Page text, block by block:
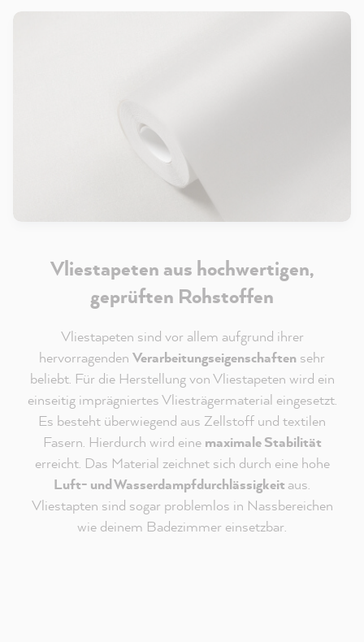
Vliestapeten aus hochwertigen,
geprüften Rohstoffen
Vliestapeten sind vor allem aufgrund ihrer
hervorragenden Verarbeitungseigenschaften sehr
beliebt. Für die Herstellung von Vliestapeten wird ein
einseitig imprägniertes Vliesträgermaterial eingesetzt.
Es besteht überwiegend aus Zellstoff und textilen
Fasern. Hierdurch wird eine maximale Stabilität
erreicht. Das Material zeichnet sich durch eine hohe
Luft- und Wasserdampfdurchlässigkeit aus.
Vliestapten sind sogar problemlos in Nassbereichen
wie deinem Badezimmer einsetzbar.
Redaktioneller Inhalt vom